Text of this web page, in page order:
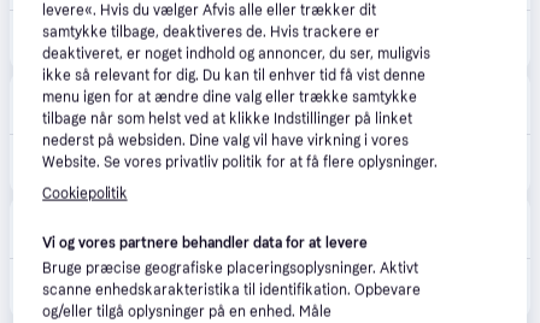
Shure SM7B Vokalmikrofon
Eller 3 betalinger af 1.050 kr.
Merlin 4.7 (161)
Fri fragt,1-2 dage
Shure SM7B Vokalmikrofon 3.151 kr.
33 kr. fragt,1-2 dage
Shure SM7B Vokalmikrofon 3.118 kr.
Eller 3 betalinger af 1.039 kr.
levere«. Hvis du vælger Afvis alle eller trækker dit
samtykke tilbage, deaktiveres de. Hvis trackere er
deaktiveret, er noget indhold og annoncer, du ser, muligvis
ikke så relevant for dig. Du kan til enhver tid få vist denne
menu igen for at ændre dine valg eller trække samtykke
tilbage når som helst ved at klikke Indstillinger på linket
nederst på websiden. Dine valg vil have virkning i vores
Website. Se vores privatliv politik for at få flere oplysninger.
Cookiepolitik
Vi og vores partnere behandler data for at levere
Bruge præcise geografiske placeringsoplysninger. Aktivt
scanne enhedskarakteristika til identifikation. Opbevare
og/eller tilgå oplysninger på en enhed. Måle